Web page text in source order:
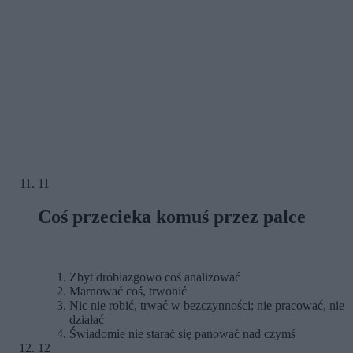
11
Coś przecieka komuś przez palce
Zbyt drobiazgowo coś analizować
Marnować coś, trwonić
Nic nie robić, trwać w bezczynności; nie pracować, nie
działać
Świadomie nie starać się panować nad czymś
12